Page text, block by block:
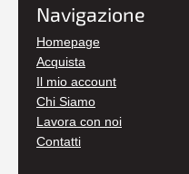
Navigazione
Homepage
Acquista
Il mio account
Chi Siamo
Lavora con noi
Contatti